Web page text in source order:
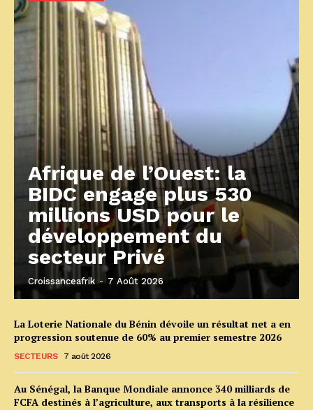
Afrique de l’Ouest: la
BIDC engage plus 530
millions USD pour le
développement du
secteur Privé
Croissanceafrik - 7 Août 2026
La Loterie Nationale du Bénin dévoile un résultat net a en
progression soutenue de 60% au premier semestre 2026
SECTEURS 7 août 2026
Au Sénégal, la Banque Mondiale annonce 340 milliards de
FCFA destinés à l’agriculture, aux transports à la résilience